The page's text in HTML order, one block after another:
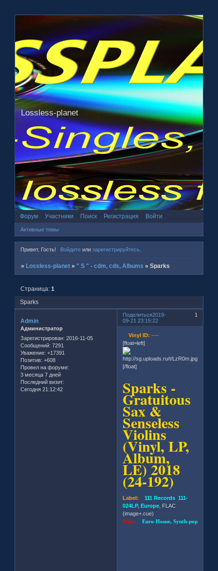
Lossless-planet
Форум Участники Поиск Регистрация Войти
Активные темы
Привет, Гость! Войдитеили зарегистрируйтесь.
» Lossless-planet » " S " - cdm, cds, Albums »Sparks
Sparks
Страница:1
Поделиться 1
2019-
09-21 23:15:22
Admin
Администратор
Зарегистрирован: 2016-11-05
Сообщений: 7291
Уважение: +17391
Позитив: +608
Провел на форуме:
3 месяца 7 дней
Последний визит:
Сегодня 21:12:42
Vinyl ID: ----
[float=left]
[/float]
Sparks -
Gratuitous
Sax &
Senseless
Violins
(Vinyl, LP,
Album,
LE) 2018
(24-192)
Label: 111 Records 111-
024LP, Europe , FLAC
(image+.cue)
Style:Euro-House, Synth-pop